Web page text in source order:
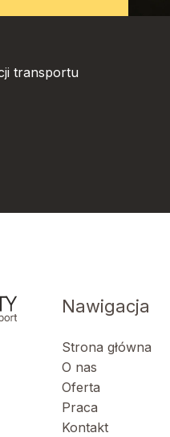
transportu
Nawigacja
Strona główna
O nas
Oferta
Praca
Kontakt